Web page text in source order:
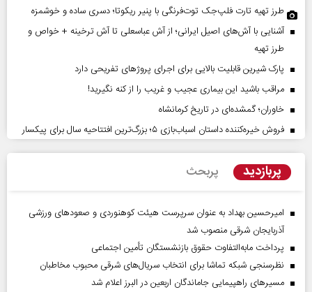
طرز تهیه تارت فلپ‌جک توت‌فرنگی با پنیر ریکوتا؛ دسری ساده و خوشمزه
آشنایی با آش‌های اصیل ایرانی؛ از آش عباسعلی تا آش ترخینه + خواص و
طرز تهیه
پارک شیرین قابلیت‌ بالایی برای اجرای پروژهای تفریحی دارد
مراقب باشید این بیماری عجیب و غریب را از کنه نگیرید!
خاوران؛ گمشده‌ای در تاریخ کرمانشاه
فروش خیره‌کننده داستان اسباب‌بازی ۵؛ بزرگ‌ترین افتتاحیه سال برای پیکسار
پربازدید پربحث
امیرحسین بهداد به عنوان سرپرست هیئت کوهنوردی و صعودهای ورزشی
آذربایجان شرقی منصوب شد
پرداخت مابه‌التفاوت حقوق بازنشستگان تأمین اجتماعی
نظرسنجی شبکه تماشا برای انتخاب سریال‌های شرقی محبوب مخاطبان
مسیر‌های راهپیمایی جاماندگان اربعین در البرز اعلام شد